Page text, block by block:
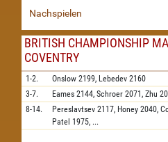
Nachspielen
BRITISH CHAMPIONSHIP
COVENTRY
1-2. Onslow 2199, Lebedev 2160
3-7.
Eames 2144, Schroer 2071, Zhu
8-14.
Pereslavtsev 2117, Honey 2040,
Patel 1975, ...